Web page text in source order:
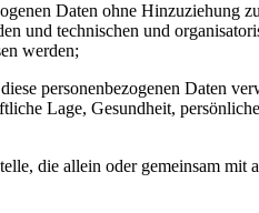
Daten ohne
und technischen und
werden;
personenbezogenen Daten
Lage, Gesundheit,
die allein oder gemeinsam